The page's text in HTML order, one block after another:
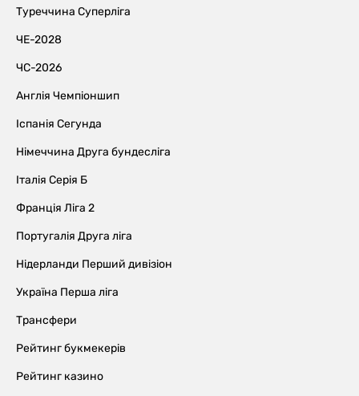
Туреччина Суперліга
ЧЕ-2028
ЧС-2026
Англія Чемпіоншип
Іспанія Сегунда
Німеччина Друга бундесліга
Італія Серія Б
Франція Ліга 2
Португалія Друга ліга
Нідерланди Перший дивізіон
Україна Перша ліга
Трансфери
Рейтинг букмекерів
Рейтинг казино